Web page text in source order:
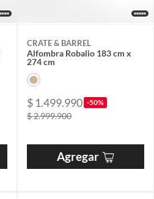
CRATE & BARREL
Alfombra Robalio 183 cm x
274 cm
$ 1.499.990 -50%
$ 2.999.900
Agregar